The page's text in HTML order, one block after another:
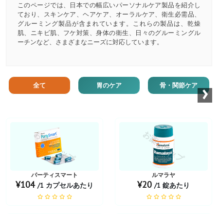
このページでは、日本での幅広いパーソナルケア製品を紹介し
ており、スキンケア、ヘアケア、オーラルケア、衛生必需品、
グルーミング製品が含まれています。これらの製品は、乾燥
肌、ニキビ肌、フケ対策、身体の衛生、日々のグルーミングル
ーチンなど、さまざまなニーズに対応しています。
全て 胃のケア 骨・関節ケア ›
お薬ショップ
パーティスマート
¥104 /1 カプセルあたり
お薬ショップ
ルマラヤ
¥20 /1 錠あたり